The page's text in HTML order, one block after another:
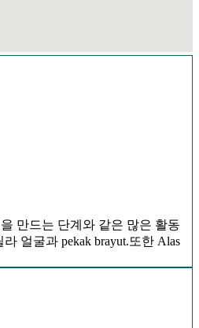
만드는 단계와 같은 많은 활동
얼굴과 pekak brayut.또한 Alas